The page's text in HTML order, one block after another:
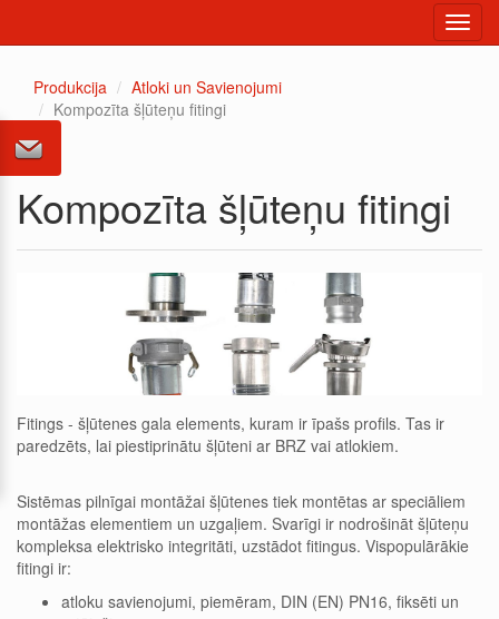
Produkcija
Atloki un Savienojumi
Kompozīta šļūteņu fitingi
Kompozīta šļūteņu fitingi
Fitings - šļūtenes gala elements, kuram ir īpašs profils. Tas ir
paredzēts, lai piestiprinātu šļūteni ar BRZ vai atlokiem.
Sistēmas pilnīgai montāžai šļūtenes tiek montētas ar speciāliem
montāžas elementiem un uzgaļiem. Svarīgi ir nodrošināt šļūteņu
kompleksa elektrisko integritāti, uzstādot fitingus. Vispopulārākie
fitingi ir:
atloku savienojumi, piemēram, DIN (EN) PN16, fiksēti un